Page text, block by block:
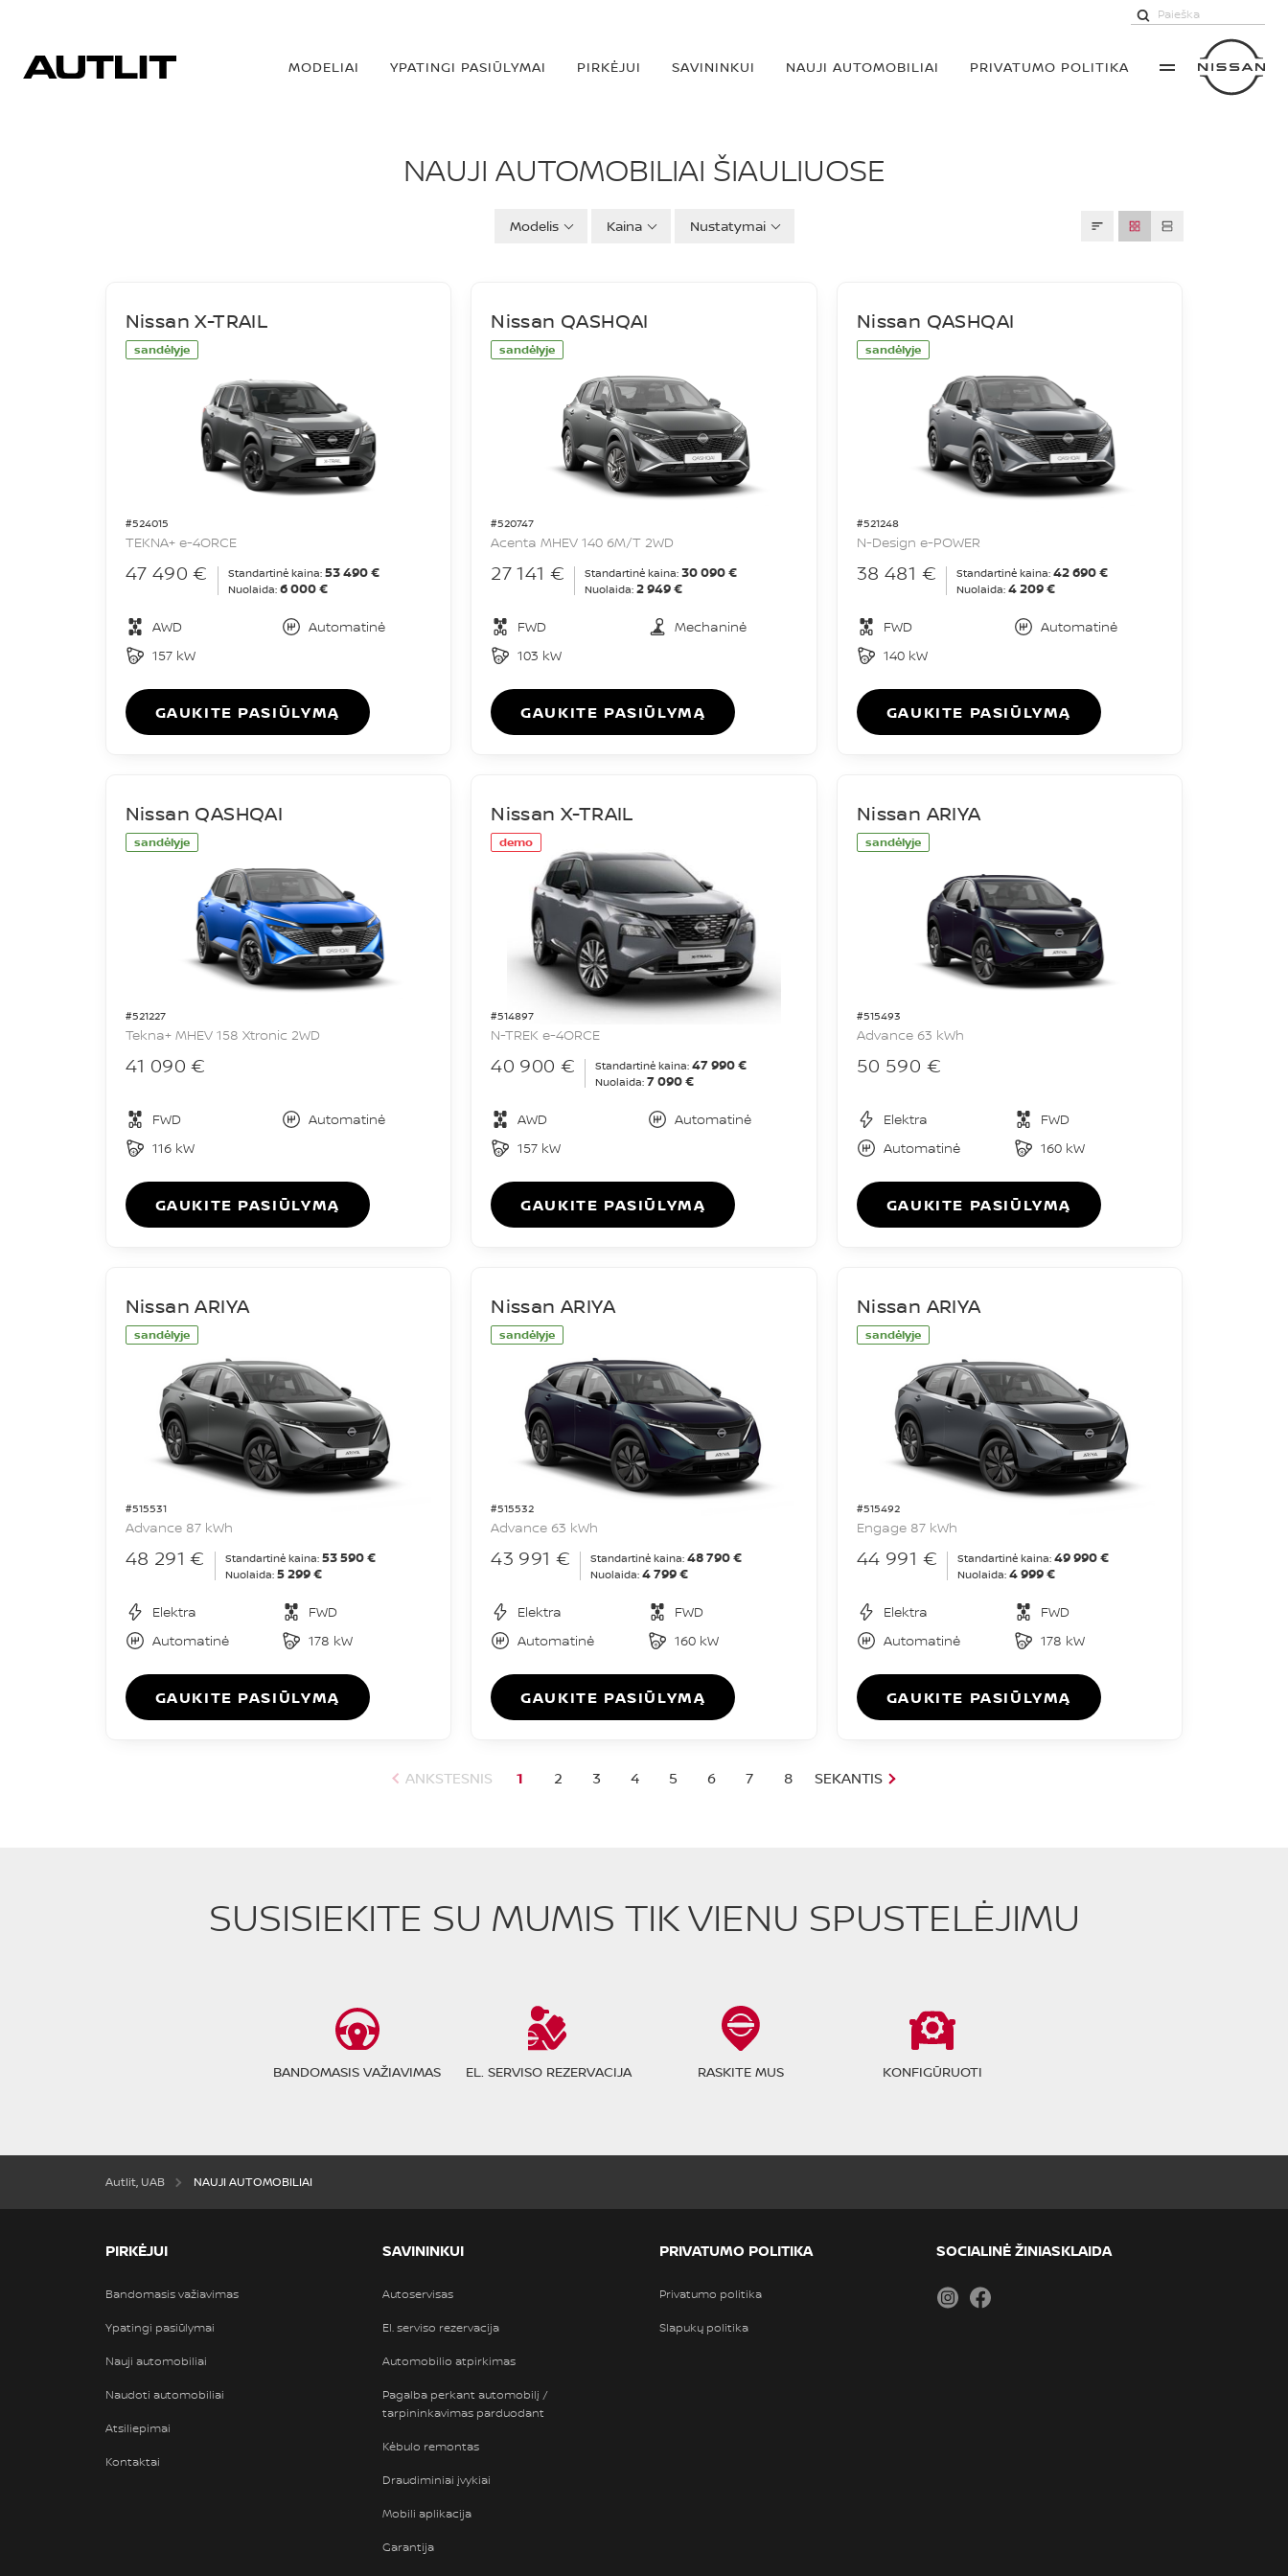
MODELIAI YPATINGI PASIŪLYMAI PIRKĖJUI SAVININKUI NAUJI AUTOMOBILIAI PRIVATUMO POLITIKA
NAUJI AUTOMOBILIAINAUJI AUTOMOBILIAI ŠIAULIUOSE
Modelis Kaina Nustatymai
sandėlyje
#524015
Nissan X-TRAIL
TEKNA+ e-4ORCE
47 490 € Standartinė kaina: 53 490 €
Nuolaida: 6 000 €
AWD
Automatinė
157 kW
GAUKITE PASIŪLYMĄ
sandėlyje
#520747
Nissan QASHQAI
Acenta MHEV 140 6M/T 2WD
27 141 € Standartinė kaina: 30 090 €
Nuolaida: 2 949 €
FWD
Mechaninė
103 kW
GAUKITE PASIŪLYMĄ
sandėlyje
#521248
Nissan QASHQAI
N-Design e-POWER
38 481 € Standartinė kaina: 42 690 €
Nuolaida: 4 209 €
FWD
Automatinė
140 kW
GAUKITE PASIŪLYMĄ
sandėlyje
#521227
Nissan QASHQAI
Tekna+ MHEV 158 Xtronic 2WD
41 090 €
FWD
Automatinė
116 kW
GAUKITE PASIŪLYMĄ
demo
#514897
Nissan X-TRAIL
N-TREK e-4ORCE
40 900 € Standartinė kaina: 47 990 €
Nuolaida: 7 090 €
AWD
Automatinė
157 kW
GAUKITE PASIŪLYMĄ
sandėlyje
#515493
Nissan ARIYA
Advance 63 kWh
50 590 €
Elektra
FWD
Automatinė
160 kW
GAUKITE PASIŪLYMĄ
sandėlyje
#515531
Nissan ARIYA
Advance 87 kWh
48 291 € Standartinė kaina: 53 590 €
Nuolaida: 5 299 €
Elektra
FWD
Automatinė
178 kW
GAUKITE PASIŪLYMĄ
sandėlyje
#515532
Nissan ARIYA
Advance 63 kWh
43 991 € Standartinė kaina: 48 790 €
Nuolaida: 4 799 €
Elektra
FWD
Automatinė
160 kW
GAUKITE PASIŪLYMĄ
sandėlyje
#515492
Nissan ARIYA
Engage 87 kWh
44 991 € Standartinė kaina: 49 990 €
Nuolaida: 4 999 €
Elektra
FWD
Automatinė
178 kW
GAUKITE PASIŪLYMĄ
ANKSTESNIS SEKANTIS
1 2 3 4 5 6 7 8
SUSISIEKITE SU MUMIS TIK VIENU SPUSTELĖJIMU
BANDOMASIS VAŽIAVIMAS EL. SERVISO REZERVACIJA RASKITE MUS KONFIGŪRUOTI
Autlit, UAB NAUJI AUTOMOBILIAI
PIRKĖJUI
Bandomasis važiavimas
Ypatingi pasiūlymai
Nauji automobiliai
Naudoti automobiliai
Atsiliepimai
Kontaktai
SAVININKUI
Autoservisas
El. serviso rezervacija
Automobilio atpirkimas
Pagalba perkant automobilį /
tarpininkavimas parduodant
Kėbulo remontas
Draudiminiai įvykiai
Mobili aplikacija
Garantija
PRIVATUMO POLITIKA
Privatumo politika
Slapukų politika
SOCIALINĖ ŽINIASKLAIDA
Instagram